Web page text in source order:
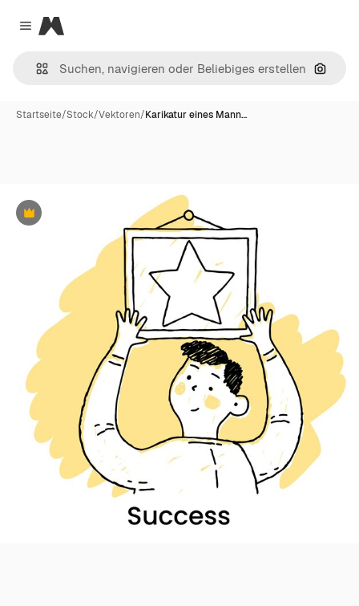
Close menu
Magnific
Nach
Startseite/Stock/Vektoren/Karikatur eines Mann…
Premium